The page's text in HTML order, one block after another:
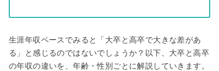
生涯年収ベースでみると「大卒と高卒で大きな差があ
る」と感じるのではないでしょうか？以下、大卒と高卒
の年収の違いを、年齢・性別ごとに解説していきます。